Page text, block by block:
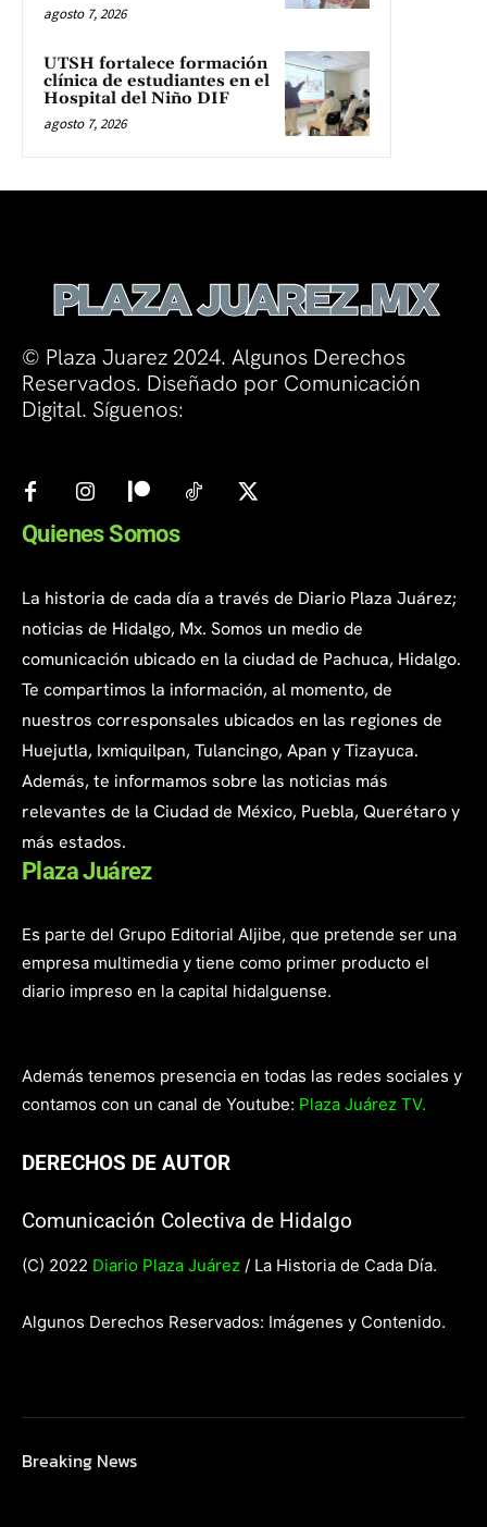
agosto 7, 2026
UTSH fortalece formación
clínica de estudiantes en el
Hospital del Niño DIF
agosto 7, 2026
© Plaza Juarez 2024. Algunos Derechos
Reservados. Diseñado por Comunicación
Digital. Síguenos:
Quienes Somos
La historia de cada día a través de Diario Plaza Juárez;
noticias de Hidalgo, Mx. Somos un medio de
comunicación ubicado en la ciudad de Pachuca, Hidalgo.
Te compartimos la información, al momento, de
nuestros corresponsales ubicados en las regiones de
Huejutla, Ixmiquilpan, Tulancingo, Apan y Tizayuca.
Además, te informamos sobre las noticias más
relevantes de la Ciudad de México, Puebla, Querétaro y
más estados.
Plaza Juárez
Es parte del Grupo Editorial Aljibe, que pretende ser una
empresa multimedia y tiene como primer producto el
diario impreso en la capital hidalguense.
Además tenemos presencia en todas las redes sociales y
contamos con un canal de Youtube: Plaza Juárez TV.
DERECHOS DE AUTOR
Comunicación Colectiva de Hidalgo
(C) 2022 Diario Plaza Juárez / La Historia de Cada Día.
Algunos Derechos Reservados: Imágenes y Contenido.
Breaking News